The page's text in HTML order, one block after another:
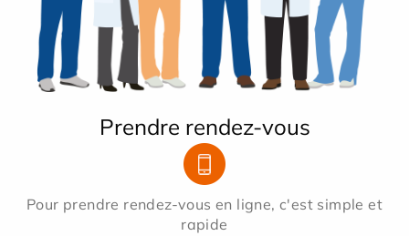
Prendre rendez-vous
Pour prendre rendez-vous en ligne, c'est simple et
rapide